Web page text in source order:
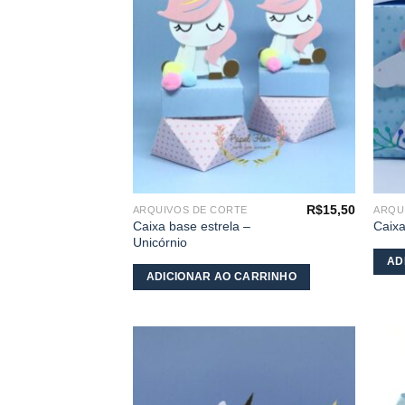
desejos
ARQUIVOS DE CORTE
Caixa base estrela –
Unicórnio
R$15,50
ADICIONAR AO CARRINHO
meus